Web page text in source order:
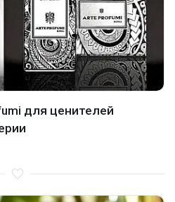
для ценителей